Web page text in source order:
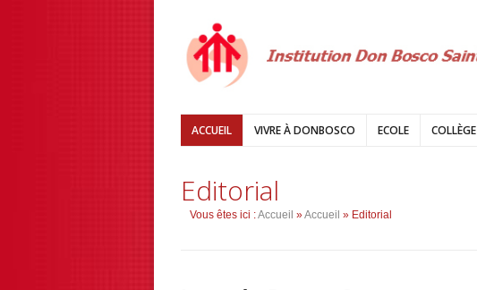
ACCUEIL VIVRE À DONBOSCO ECOLE COLLÈGE
Editorial
Vous êtes ici :Accueil »Accueil » Editorial